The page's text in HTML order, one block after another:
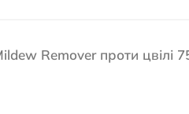
Remover проти цвілі